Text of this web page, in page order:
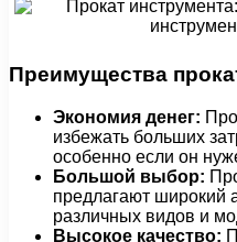
Преимущества
Экономия денег:
избежать больших
особенно если он
Большой выбор:
предлагают широкий
различных видов и
Высокое качество: